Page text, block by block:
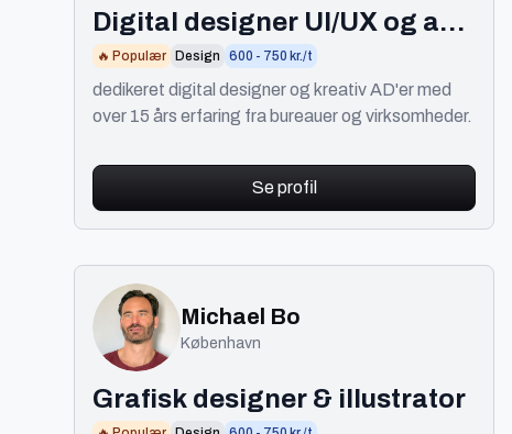
Digital designer UI/UX og art
director
🔥 Populær Design 600 - 750 kr./t
dedikeret digital designer og kreativ AD'er med
over 15 års erfaring fra bureauer og virksomheder.
Se profil
Michael Bo
København
Grafisk designer & illustrator